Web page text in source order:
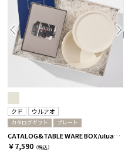
クド ウルアオ
カタログギフト プレート
CATALOG&TABLE WARE BOX/uluao/9°/白無垢/全5種 アウレリアーナ
￥7,590 （税込）